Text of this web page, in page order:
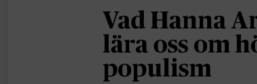
Vad Hanna
lära oss om
populism